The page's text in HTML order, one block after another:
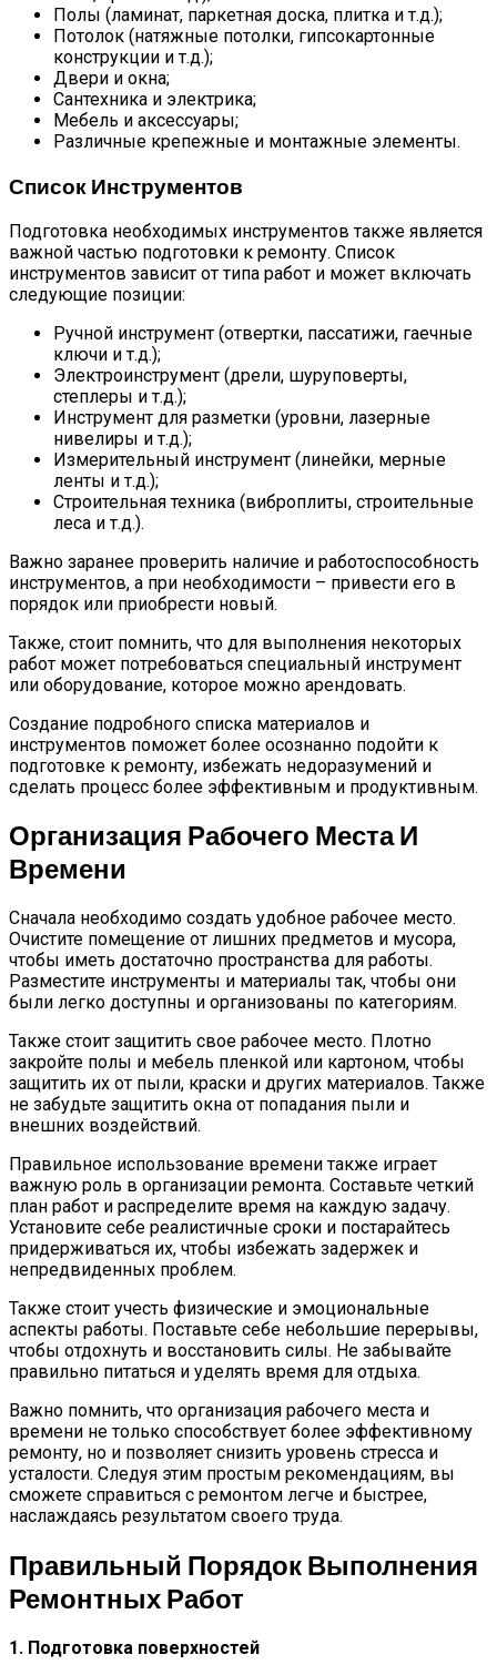
Полы (ламинат, паркетная доска, плитка и т.д.);
Потолок (натяжные потолки, гипсокартонные
конструкции и т.д.);
Двери и окна;
Сантехника и электрика;
Мебель и аксессуары;
Различные крепежные и монтажные элементы.
Список Инструментов
Подготовка необходимых инструментов также является
важной частью подготовки к ремонту. Список
инструментов зависит от типа работ и может включать
следующие позиции:
Ручной инструмент (отвертки, пассатижи, гаечные
ключи и т.д.);
Электроинструмент (дрели, шуруповерты,
степлеры и т.д.);
Инструмент для разметки (уровни, лазерные
нивелиры и т.д.);
Измерительный инструмент (линейки, мерные
ленты и т.д.);
Строительная техника (виброплиты, строительные
леса и т.д.).
Важно заранее проверить наличие и работоспособность
инструментов, а при необходимости – привести его в
порядок или приобрести новый.
Также, стоит помнить, что для выполнения некоторых
работ может потребоваться специальный инструмент
или оборудование, которое можно арендовать.
Создание подробного списка материалов и
инструментов поможет более осознанно подойти к
подготовке к ремонту, избежать недоразумений и
сделать процесс более эффективным и продуктивным.
Организация Рабочего Места И
Времени
Сначала необходимо создать удобное рабочее место.
Очистите помещение от лишних предметов и мусора,
чтобы иметь достаточно пространства для работы.
Разместите инструменты и материалы так, чтобы они
были легко доступны и организованы по категориям.
Также стоит защитить свое рабочее место. Плотно
закройте полы и мебель пленкой или картоном, чтобы
защитить их от пыли, краски и других материалов. Также
не забудьте защитить окна от попадания пыли и
внешних воздействий.
Правильное использование времени также играет
важную роль в организации ремонта. Составьте четкий
план работ и распределите время на каждую задачу.
Установите себе реалистичные сроки и постарайтесь
придерживаться их, чтобы избежать задержек и
непредвиденных проблем.
Также стоит учесть физические и эмоциональные
аспекты работы. Поставьте себе небольшие перерывы,
чтобы отдохнуть и восстановить силы. Не забывайте
правильно питаться и уделять время для отдыха.
Важно помнить, что организация рабочего места и
времени не только способствует более эффективному
ремонту, но и позволяет снизить уровень стресса и
усталости. Следуя этим простым рекомендациям, вы
сможете справиться с ремонтом легче и быстрее,
наслаждаясь результатом своего труда.
Правильный Порядок Выполнения
Ремонтных Работ
1. Подготовка поверхностей